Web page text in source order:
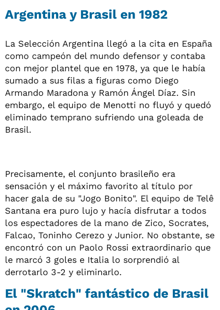
Argentina y Brasil en 1982
La Selección Argentina llegó a la cita en España
como campeón del mundo defensor y contaba
con mejor plantel que en 1978, ya que le había
sumado a sus filas a figuras como Diego
Armando Maradona y Ramón Ángel Díaz. Sin
embargo, el equipo de Menotti no fluyó y quedó
eliminado temprano sufriendo una goleada de
Brasil.
Precisamente, el conjunto brasileño era
sensación y el máximo favorito al título por
hacer gala de su "Jogo Bonito". El equipo de Telê
Santana era puro lujo y hacía disfrutar a todos
los espectadores de la mano de Zico, Socrates,
Falcao, Toninho Cerezo y Junior. No obstante, se
encontró con un Paolo Rossi extraordinario que
le marcó 3 goles e Italia lo sorprendió al
derrotarlo 3-2 y eliminarlo.
El "Skratch" fantástico de Brasil